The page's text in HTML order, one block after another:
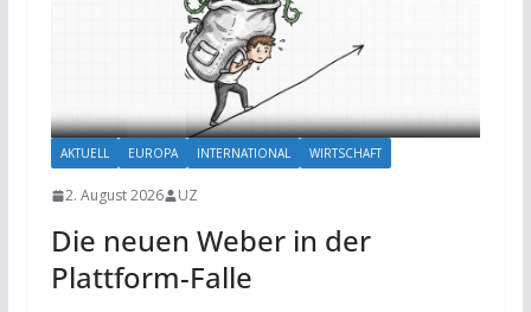
AKTUELL EUROPA INTERNATIONAL WIRTSCHAFT
2. August 2026 UZ
Die neuen Weber in der
Plattform-Falle